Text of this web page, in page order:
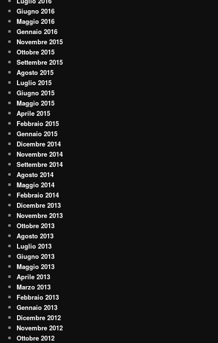
Giugno 2016
Maggio 2016
Gennaio 2016
Novembre 2015
Ottobre 2015
Settembre 2015
Agosto 2015
Luglio 2015
Giugno 2015
Maggio 2015
Aprile 2015
Febbraio 2015
Gennaio 2015
Dicembre 2014
Novembre 2014
Settembre 2014
Agosto 2014
Maggio 2014
Febbraio 2014
Dicembre 2013
Novembre 2013
Ottobre 2013
Agosto 2013
Luglio 2013
Giugno 2013
Maggio 2013
Aprile 2013
Marzo 2013
Febbraio 2013
Gennaio 2013
Dicembre 2012
Novembre 2012
Ottobre 2012